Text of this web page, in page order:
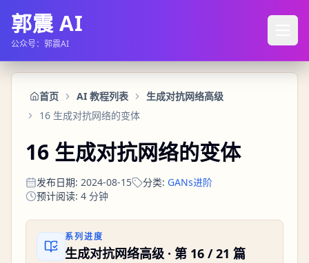
郭震 AI
公众号：郭震AI
首页 AI 教程列表
生成对抗网络高级
16 生成对抗网络的变体
16 生成对抗网络的变体
发布日期: 2024-08-15 分类: GANs进阶
预计阅读: 4 分钟
系列进度
生成对抗网络高级 · 第 16 /21 篇